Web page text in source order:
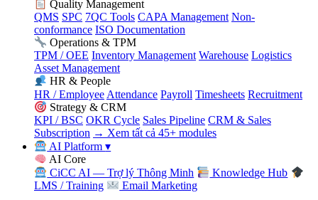
Quality Management
QMS SPC 7QC Tools CAPA Management Non-
conformance ISO Documentation
Operations & TPM
TPM / OEE Inventory Management Warehouse Logistics
Asset Management
HR & People
HR / Employee Attendance Payroll Timesheets Recruitment
Strategy & CRM
KPI / BSC OKR Cycle Sales Pipeline CRM & Sales
Subscription → Xem tất cả 45+ modules
AI Platform▾
AI Core
CiCC AI — Trợ lý Thông Minh
Knowledge Hub
LMS / Training
Email Marketing